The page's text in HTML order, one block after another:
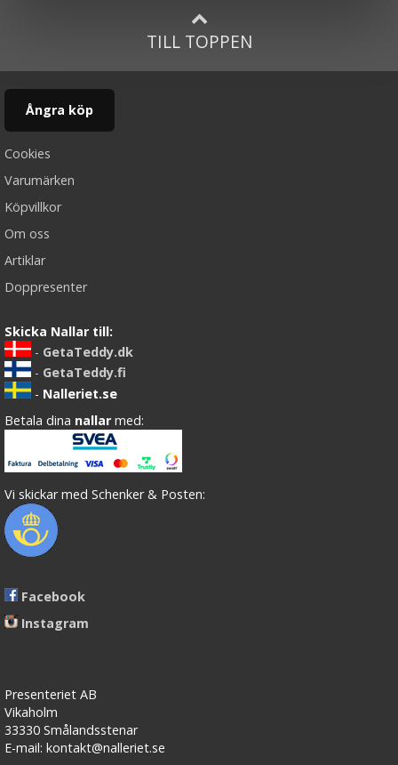
TILL TOPPEN
Ångra köp
Cookies
Varumärken
Köpvillkor
Om oss
Artiklar
Doppresenter
Skicka Nallar till:
- GetaTeddy.dk
- GetaTeddy.fi
- Nalleriet.se
Betala dina nallar med:
Vi skickar med Schenker & Posten:
Facebook
Instagram
Presenteriet AB
Vikaholm
33330 Smålandsstenar
E-mail: kontakt@nalleriet.se